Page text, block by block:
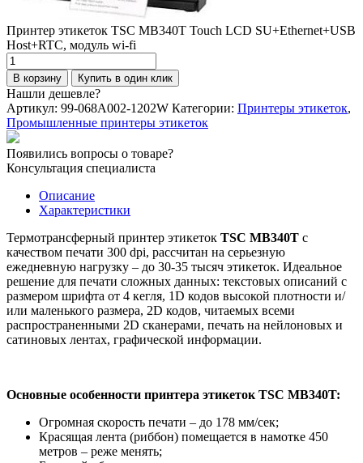
Принтер этикеток TSC MB340T Touch LCD SU+Ethernet+USB
Host+RTC, модуль wi-fi
Количество
товара
Принтер
этикеток
TSC
MB340T
Touch
LCD
SU+Ethernet+USB
Host+RTC,
модуль
fi
В корзину Купить в один клик
Нашли дешевле?
Артикул: 99-068A002-1202W Категории: Принтеры этикеток,
Промышленные принтеры этикеток
Появились вопросы о товаре?
Консультация специалиста
Описание
Характеристики
Термотрансферный принтер этикеток TSC MB340T с
качеством печати 300 dpi, рассчитан на серьезную
ежедневную нагрузку – до 30-35 тысяч этикеток. Идеальное
решение для печати сложных данных: текстовых описаний с
размером шрифта от 4 кегля, 1D кодов высокой плотности и/
или маленького размера, 2D кодов, читаемых всеми
распространенными 2D сканерами, печать на нейлоновых и
сатиновых лентах, графической информации.
Основные особенности принтера этикеток TSC MB340T:
Огромная скорость печати – до 178 мм/сек;
Красящая лента (риббон) помещается в намотке 450
метров – реже менять;